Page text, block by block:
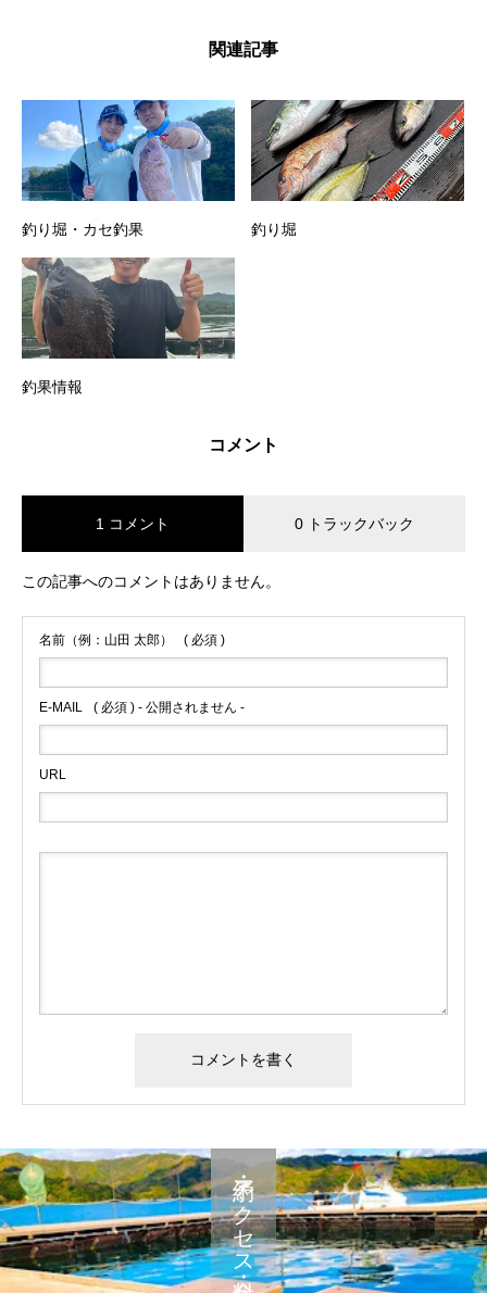
関連記事
釣り堀・カセ釣果 釣り堀
釣果情報
コメント
1 コメント 0 トラックバック
この記事へのコメントはありません。
名前（例：山田 太郎） ( 必須 )
E-MAIL ( 必須 ) - 公開されません -
URL
予約・アクセス・料金